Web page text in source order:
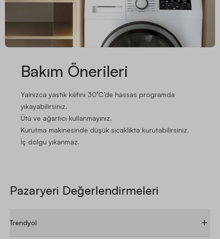
Bakım Önerileri
Yalnızca yastık kılıfını 30°C’de hassas programda
yıkayabilirsiniz.
Ütü ve ağartıcı kullanmayınız.
Kurutma makinesinde düşük sıcaklıkta kurutabilirsiniz.
İç dolgu yıkanmaz.
Pazaryeri Değerlendirmeleri
Trendyol